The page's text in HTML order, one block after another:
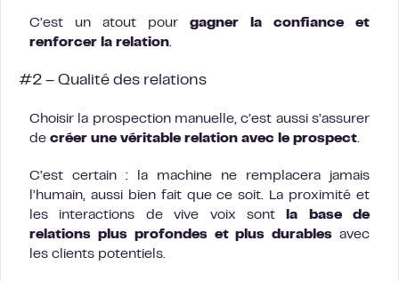
C’est un atout pour gagner la confiance et
renforcer la relation.
#2 – Qualité des relations
Choisir la prospection manuelle, c’est aussi s’assurer
de créer une véritable relation avec le prospect.
C’est certain : la machine ne remplacera jamais
l’humain, aussi bien fait que ce soit. La proximité et
les interactions de vive voix sont
la base de
relations plus profondes et plus durables avec
les clients potentiels.